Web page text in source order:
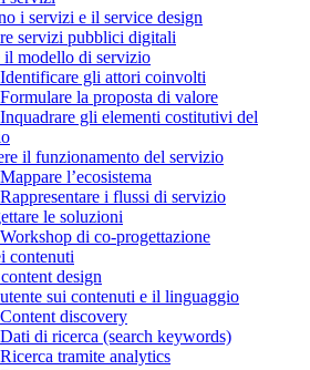
i servizi e il service design
servizi pubblici digitali
modello di servizio
gli attori coinvolti
la proposta di valore
gli elementi costitutivi del
il funzionamento del servizio
l’ecosistema
i flussi di servizio
le soluzioni
di co-progettazione
contenuti
design
sui contenuti e il linguaggio
discovery
di ricerca (search keywords)
tramite analytics